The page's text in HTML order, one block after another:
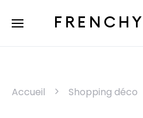
Accueil Shopping déco